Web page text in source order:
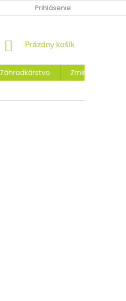
MOJA OBJEDNÁVKA
Prihlásenie
NÁKUPNÝ
Prázdny košík
Záhradkárstvo
Zrniny a osivá